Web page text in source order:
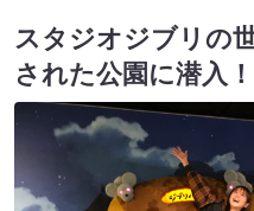
スタジオジブリの
された公園に潜入！